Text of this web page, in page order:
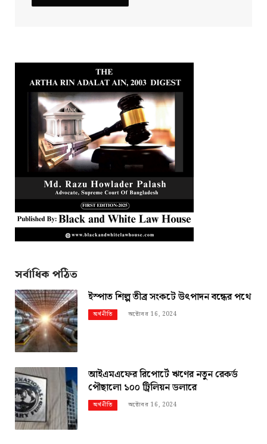
সর্বাধিক পঠিত
ইস্পাত শিল্প তীব্র সংকটে উৎপাদন বন্ধের পথে
অর্থনীতি অক্টোবর 16, 2024
আইএমএফের রিপোর্টে ঋণের নতুন রেকর্ড
পৌছালো ১০০ ট্রিলিয়ন ডলারে
অর্থনীতি অক্টোবর 16, 2024